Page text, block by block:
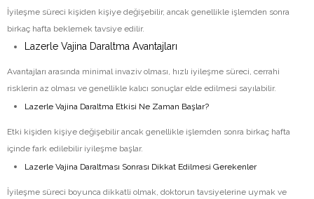
İyileşme süreci kişiden kişiye değişebilir, ancak genellikle işlemden sonra
birkaç hafta beklemek tavsiye edilir.
Lazerle Vajina Daraltma Avantajları
Avantajları arasında minimal invaziv olması, hızlı iyileşme süreci, cerrahi
risklerin az olması ve genellikle kalıcı sonuçlar elde edilmesi sayılabilir.
Lazerle Vajina Daraltma Etkisi Ne Zaman Başlar?
Etki kişiden kişiye değişebilir ancak genellikle işlemden sonra birkaç hafta
içinde fark edilebilir iyileşme başlar.
Lazerle Vajina Daraltması Sonrası Dikkat Edilmesi Gerekenler
İyileşme süreci boyunca dikkatli olmak, doktorun tavsiyelerine uymak ve